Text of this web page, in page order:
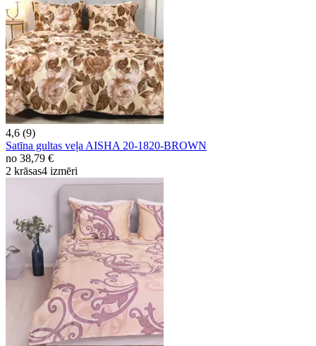
4,6 (9)
Satīna gultas veļa AISHA 20-1820-BROWN
no 38,79 €
2 krāsas4 izmēri